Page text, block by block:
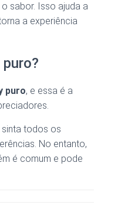
sabor. Isso ajuda a
a experiência
puro, e essa é a
todos os
No entanto,
é comum e pode